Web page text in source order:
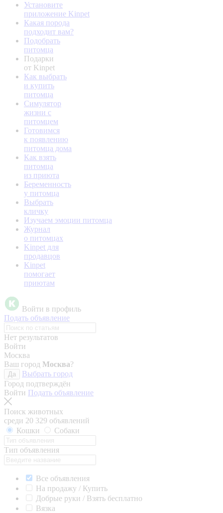
Установите
приложение Kinpet
Какая порода
подходит вам?
Подобрать
питомца
Подарки
от Kinpet
Как выбрать
и купить
питомца
Симулятор
жизни с
питомцем
Готовимся
к появлению
питомца дома
Как взять
питомца
из приюта
Беременность
у питомца
Выбрать
кличку
Изучаем эмоции питомца
Журнал
о питомцах
Kinpet для
продавцов
Kinpet
помогает
приютам
Войти в профиль
Подать объявление
Нет результатов
Войти
Москва
Ваш город Москва?
Да
Выбрать город
Город подтверждён
Войти Подать объявление
Поиск животных
среди 20 329 объявлений
Кошки
Собаки
Тип объявления
Все объявления
На продажу / Купить
Добрые руки / Взять бесплатно
Вязка